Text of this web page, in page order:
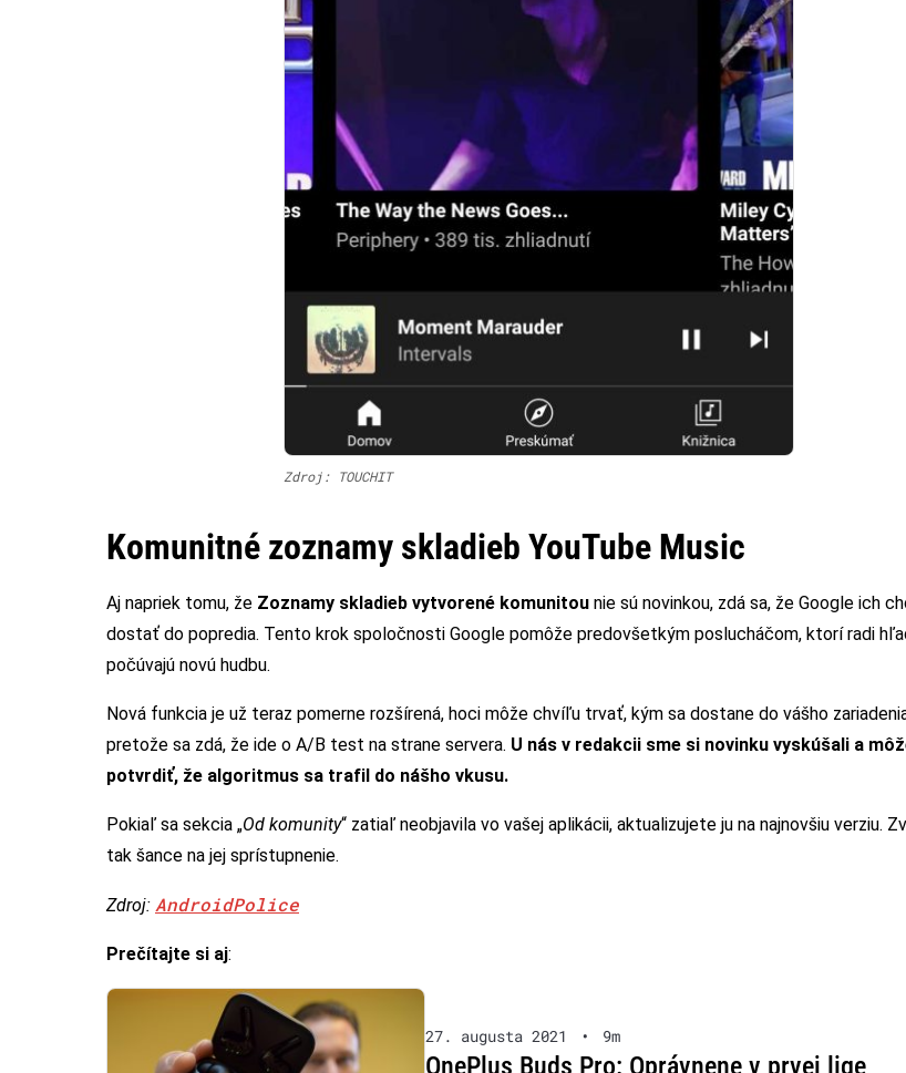
Zdroj: TOUCHIT
Komunitné zoznamy skladieb YouTube Music
Aj napriek tomu, že Zoznamy skladieb vytvorené komunitou nie sú novinkou, zdá sa, že Google ich
dostať do popredia. Tento krok spoločnosti Google pomôže predovšetkým poslucháčom, ktorí radi
počúvajú novú hudbu.
Nová funkcia je už teraz pomerne rozšírená, hoci môže chvíľu trvať, kým sa dostane do vášho
pretože sa zdá, že ide o A/B test na strane servera. U nás v redakcii sme si novinku vyskúšali a
potvrdiť, že algoritmus sa trafil do nášho vkusu.
Pokiaľ sa sekcia „Od komunity“ zatiaľ neobjavila vo vašej aplikácii, aktualizujete ju na najnovšiu verziu.
tak šance na jej sprístupnenie.
Zdroj: AndroidPolice
Prečítajte si aj:
27. augusta 2021 • 9m
OnePlus Buds Pro: Oprávnene v prvej lige